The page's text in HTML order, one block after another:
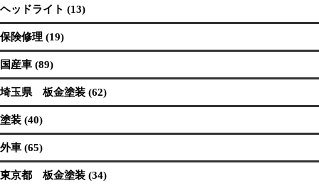
ヘッドライト (13)
保険修理 (19)
国産車 (89)
埼玉県 板金塗装 (62)
塗装 (40)
外車 (65)
東京都 板金塗装 (34)